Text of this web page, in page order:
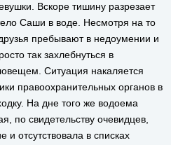
Вскоре тишину разрезает
Саши в воде. Несмотря на то
пребывают в недоумении и
так захлебнуться в
Ситуация накаляется
правоохранительных органов в
На дне того же водоема
по свидетельству очевидцев,
отсутствовала в списках